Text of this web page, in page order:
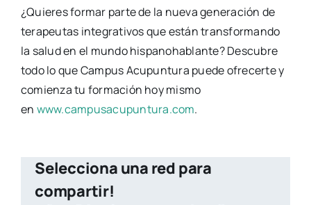
¿Quieres formar parte de la nueva generación de
terapeutas integrativos que están transformando
la salud en el mundo hispanohablante? Descubre
todo lo que Campus Acupuntura puede ofrecerte y
comienza tu formación hoy mismo
en www.campusacupuntura.com.
Selecciona una red para
compartir!